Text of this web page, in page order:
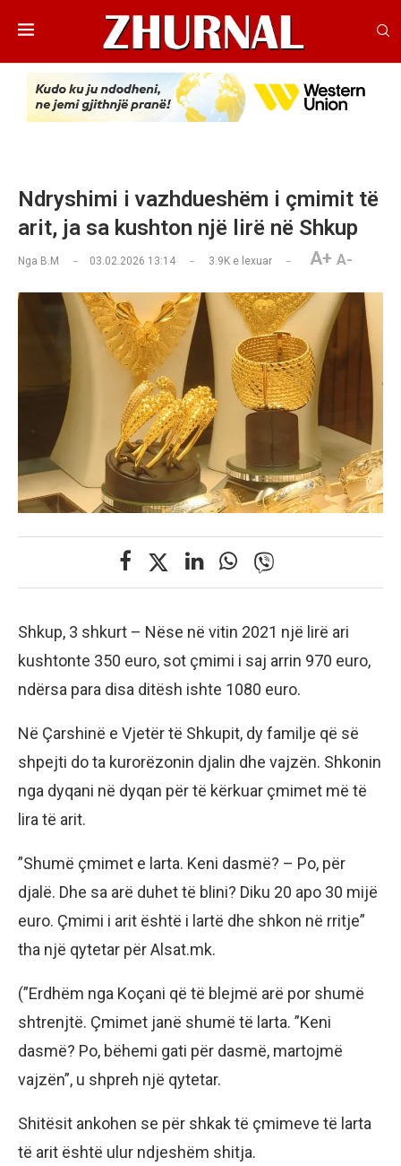
Ndryshimi i vazhdueshëm i çmimit të
arit, ja sa kushton një lirë në Shkup
Nga B.M 03.02.2026 13:14 3.9K e lexuar A+ A-
Shkup, 3 shkurt – Nëse në vitin 2021 një lirë ari
kushtonte 350 euro, sot çmimi i saj arrin 970 euro,
ndërsa para disa ditësh ishte 1080 euro.
Në Çarshinë e Vjetër të Shkupit, dy familje që së
shpejti do ta kurorëzonin djalin dhe vajzën. Shkonin
nga dyqani në dyqan për të kërkuar çmimet më të
lira të arit.
”Shumë çmimet e larta. Keni dasmë? – Po, për
djalë. Dhe sa arë duhet të blini? Diku 20 apo 30 mijë
euro. Çmimi i arit është i lartë dhe shkon në rritje”
tha një qytetar për Alsat.mk.
(”Erdhëm nga Koçani që të blejmë arë por shumë
shtrenjtë. Çmimet janë shumë të larta. ”Keni
dasmë? Po, bëhemi gati për dasmë, martojmë
vajzën”, u shpreh një qytetar.
Shitësit ankohen se për shkak të çmimeve të larta
të arit është ulur ndjeshëm shitja.